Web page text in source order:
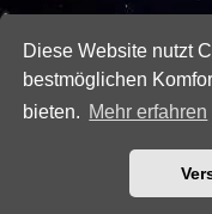
Diese Website nutzt
bestmöglichen
bieten. Mehr erfahren